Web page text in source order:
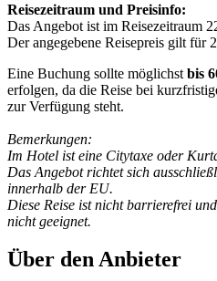
Reisezeitraum und Preisinfo:
Das Angebot ist im Reisezeitraum
Der angegebene Reisepreis gilt für
Eine Buchung sollte möglichst bis
erfolgen, da die Reise bei
zur Verfügung steht.
Bemerkungen:
Im Hotel ist eine Citytaxe oder
Das Angebot richtet sich
innerhalb der EU.
Diese Reise ist nicht barrierefrei
nicht geeignet.
Über den Anbieter